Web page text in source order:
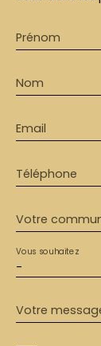
Prénom
Nom
Email
Téléphone
Votre
-
Vous souhaitez
Votre